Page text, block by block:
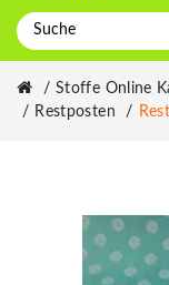
Stoffe Online
Restposten